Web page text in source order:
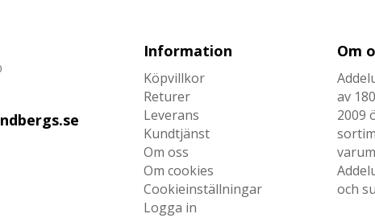
Information
Köpvillkor
Returer
Leverans
Kundtjänst
Om oss
Om cookies
Cookieinställningar
Logga in
Om
av
2009
och